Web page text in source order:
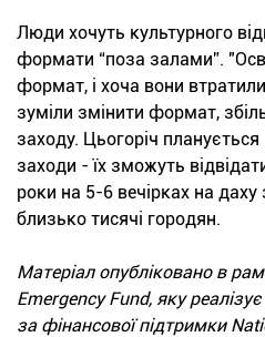
Люди хочуть культурного
формати “поза залами”.
формат, і хоча вони
зуміли змінити формат,
заходу. Цьогоріч
заходи - їх зможуть
роки на 5-6 вечірках на даху
близько тисячі городян.
Матеріал опубліковано в
Emergency Fund, яку
за фінансової підтримки